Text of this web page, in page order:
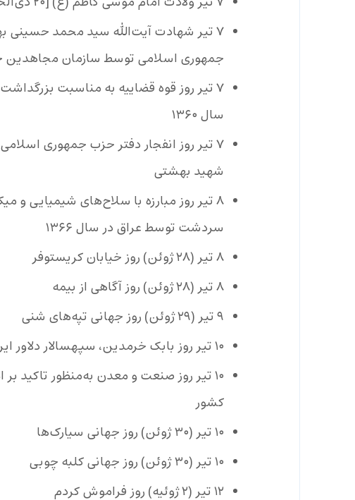
جمهوری اسلامی توسط سازمان مجاهدین
سال ۱۳۶۰
۷ تیر روز انفجار دفتر حزب جمهوری
شهید بهشتی
۸ تیر روز مبارزه با سلاح‌های شیمیایی
سردشت توسط عراق در سال ۱۳۶۶
۸ تیر (۲۸ ژوئن) روز خیابان کریستوفر
۸ تیر (۲۸ ژوئن) روز آگاهی از بیمه
۹ تیر (۲۹ ژوئن) روز جهانی تپه‌های شنی
۱۰ تیر روز بابک خرمدین، سپهسالار دلاور ایران در سال ۸۳۸ میلادی (۲۲۳ هجری قمری)
۱۰ تیر روز صنعت و معدن به‌منظور
کشور
۱۰ تیر (۳۰ ژوئن) روز جهانی سیارک‌ها
۱۰ تیر (۳۰ ژوئن) روز جهانی کلبه چوبی
۱۲ تیر (۲ ژوئیه) روز فراموش کردم